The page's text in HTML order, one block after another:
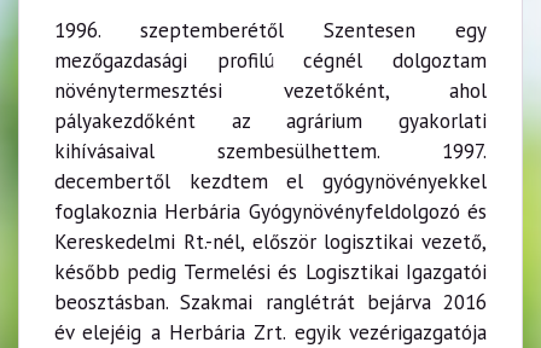
1996. szeptemberétől Szentesen egy
mezőgazdasági profilú cégnél dolgoztam
növénytermesztési vezetőként, ahol
pályakezdőként az agrárium gyakorlati
kihívásaival szembesülhettem. 1997.
decembertől kezdtem el gyógynövényekkel
foglakoznia Herbária Gyógynövényfeldolgozó és
Kereskedelmi Rt.-nél, először logisztikai vezető,
később pedig Termelési és Logisztikai Igazgatói
beosztásban. Szakmai ranglétrát bejárva 2016
év elejéig a Herbária Zrt. egyik vezérigazgatója